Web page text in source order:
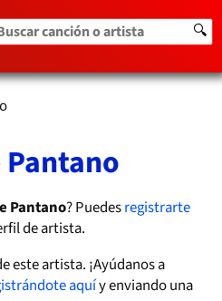
canción o artista 🔍
Pantano
Pantano? Puedesregistrarte
de artista.
este artista. ¡Ayúdanos a
aquíy enviando una